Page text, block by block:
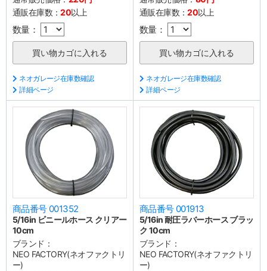
通販在庫数：20以上
数量：
ネオガレージ在庫数確認
詳細ページ
通販在庫数：20以上
数量：
ネオガレージ在庫数確認
詳細ページ
商品番号 001352
5/16in ビニールホース クリアー
10cm
ブランド：
NEO FACTORY(ネオファクトリ
ー)
商品番号 001913
5/16in 耐圧ラバーホース ブラッ
ク 10cm
ブランド：
NEO FACTORY(ネオファクトリ
ー)